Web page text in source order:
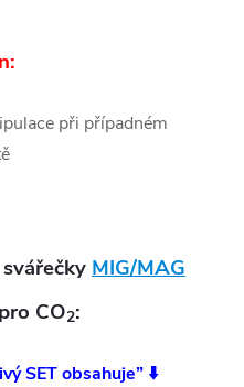
při případném
MIG/MAG
CO2:
SET obsahuje” ⬇️